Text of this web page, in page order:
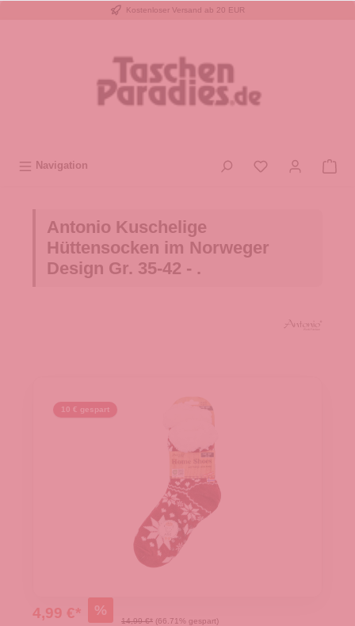
Kostenloser Versand ab 20 EUR
Navigation
Antonio Kuschelige
Hüttensocken im Norweger
Design Gr. 35-42 - .
10 € gespart
4,99 €* %
14,99 €* (66.71% gespart)